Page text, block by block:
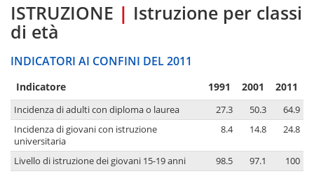
ISTRUZIONE | Istruzione per classi
di età
INDICATORI AI CONFINI DEL 2011
Indicatore 1991 2001 2011
Incidenza di adulti con diploma o laurea 27.3 50.3
64.9
Incidenza di giovani con istruzione
universitaria
8.4 14.8 24.8
Livello di istruzione dei giovani 15-19 anni 98.5 97.1
100